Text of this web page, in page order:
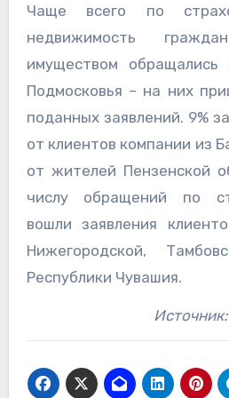
Чаще всего по
недвижимость
имуществом
Подмосковья – на них
поданных заявлений. 9%
от клиентов компании из
от жителей Пензенской
числу обращений по
вошли заявления
Нижегородской,
Республики Чувашия.